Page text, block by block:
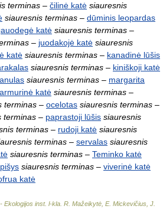
terminas – čilinė katė siauresnis
siauresnis terminas – dūminis leopardas
katė siauresnis terminas –
– juodakojė katė siauresnis
katė siauresnis terminas – kanadinė lūšis
siauresnis terminas – kiniškoji katė
siauresnis terminas – margarita
katė siauresnis terminas –
terminas – ocelotas siauresnis terminas –
terminas – paprastoji lūšis siauresnis
terminas – rudoji katė siauresnis
terminas – servalas siauresnis
siauresnis terminas – Teminko katė
siauresnis terminas – viverinė katė
katė
Ekologijos inst. l-kla R. Mažeikytė, E. Mickevičius, J.